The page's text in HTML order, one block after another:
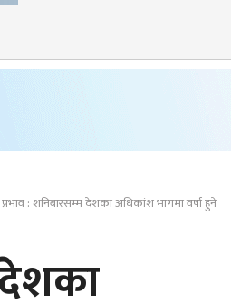
प्रभाव : शनिबारसम्म देशका अधिकांश भागमा वर्षा हुने
देशका